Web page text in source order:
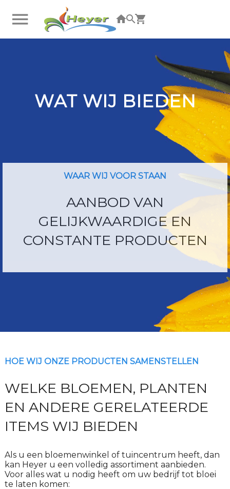
WAT WIJ BIEDEN
WAAR WIJ VOOR STAAN
AANBOD VAN
GELIJKWAARDIGE EN
CONSTANTE PRODUCTEN
HOE WIJ ONZE PRODUCTEN SAMENSTELLEN
WELKE BLOEMEN, PLANTEN
EN ANDERE GERELATEERDE
ITEMS WIJ BIEDEN
Als u een bloemenwinkel of tuincentrum heeft, dan
kan Heyer u een volledig assortiment aanbieden.
Voor alles wat u nodig heeft om uw bedrijf tot bloei
te laten komen: